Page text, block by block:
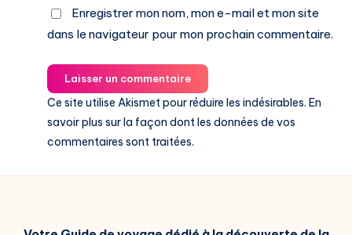
Enregistrer mon nom, mon e-mail et mon site
dans le navigateur pour mon prochain commentaire.
Laisser un commentaire
Ce site utilise Akismet pour réduire les indésirables. En
savoir plus sur la façon dont les données de vos
commentaires sont traitées.